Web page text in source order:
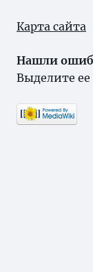
Карта сайта
Нашли
Выделите